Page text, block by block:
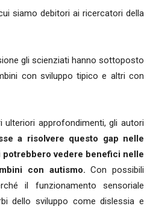
siamo debitori ai ricercatori della
gli scienziati hanno sottoposto
con sviluppo tipico e altri con
ulteriori approfondimenti, gli autori
a risolvere questo gap nelle
vedere benefici nelle
con autismo.Con possibili
il funzionamento sensoriale
dello sviluppo come dislessia e